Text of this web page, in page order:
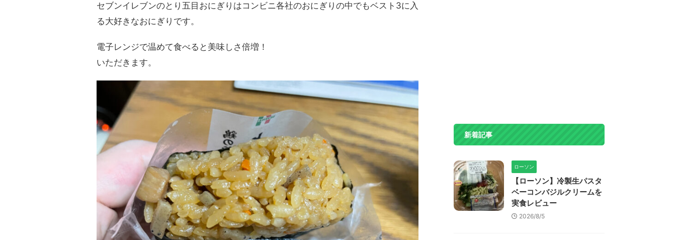
セブンイレブンのとり五目おにぎりはコンビニ各社のおにぎりの中でもベスト3に入
る大好きなおにぎりです。
電子レンジで温めて食べると美味しさ倍増！
いただきます。
新着記事
ローソン
【ローソン】冷製生パスタ
ベーコンバジルクリームを
実食レビュー
2026/8/5